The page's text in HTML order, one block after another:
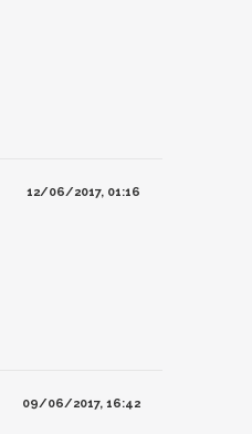
12/06/2017, 01:16
09/06/2017, 16:42